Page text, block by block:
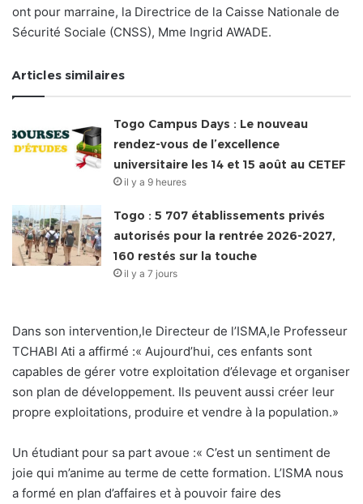
ont pour marraine, la Directrice de la Caisse Nationale de
Sécurité Sociale (CNSS), Mme Ingrid AWADE.
Articles similaires
Togo Campus Days : Le nouveau
rendez-vous de l’excellence
universitaire les 14 et 15 août au CETEF
il y a 9 heures
Togo : 5 707 établissements privés
autorisés pour la rentrée 2026-2027,
160 restés sur la touche
il y a 7 jours
Dans son intervention,le Directeur de l’ISMA,le Professeur
TCHABI Ati a affirmé :« Aujourd’hui, ces enfants sont
capables de gérer votre exploitation d’élevage et organiser
son plan de développement. Ils peuvent aussi créer leur
propre exploitations, produire et vendre à la population.»
Un étudiant pour sa part avoue :« C’est un sentiment de
joie qui m’anime au terme de cette formation. L’ISMA nous
a formé en plan d’affaires et à pouvoir faire des